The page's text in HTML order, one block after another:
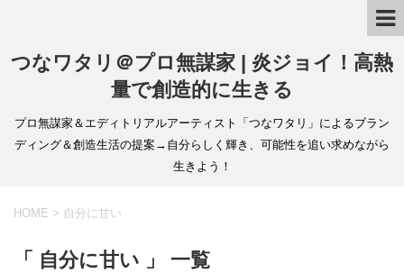
つなワタリ＠プロ無謀家 | 炎ジョイ！高熱
量で創造的に生きる
プロ無謀家＆エディトリアルアーティスト「つなワタリ」によるブラン
ディング＆創造生活の提案→自分らしく輝き、可能性を追い求めながら
生きよう！
HOME > 自分に甘い
「 自分に甘い 」 一覧